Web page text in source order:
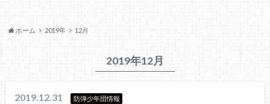
ホーム 2019年 12月
2019年12月
2019.12.31 防弾少年団情報